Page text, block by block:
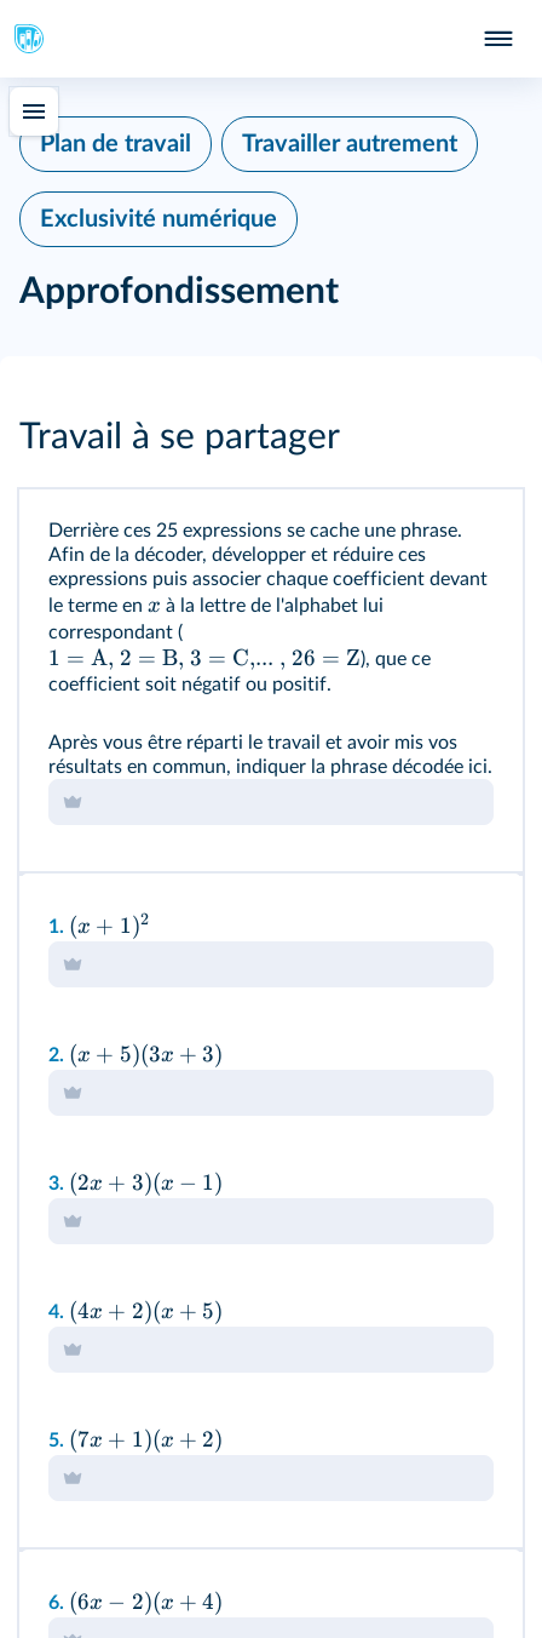
Plan de travail Travailler autrement
Exclusivité numérique
Approfondissement
Travail à se partager
Derrière ces 25 expressions se cache une phrase.
Afin de la décoder, développer et réduire ces
expressions puis associer chaque coefficient devant
le terme en x à la lettre de l'alphabet lui
correspondant (
1 = A, 2 = B, 3 = C,... , 26 = Z), que ce
coefficient soit négatif ou positif.
Après vous être réparti le travail et avoir mis vos
résultats en commun, indiquer la phrase décodée ici.
1. (x + 1)2
2. (x + 5)(3x + 3)
3. (2x + 3)(x − 1)
4. (4x + 2)(x + 5)
5. (7x + 1)(x + 2)
6. (6x − 2)(x + 4)